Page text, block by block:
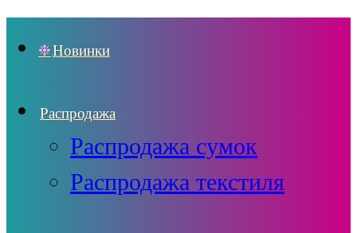
Новинки
Распродажа
Распродажа сумок
Распродажа текстиля